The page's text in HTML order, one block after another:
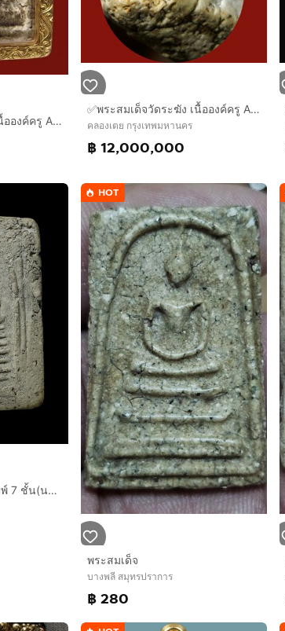
✅พระสมเด็จวัดระฆัง เนื้อองค์ครู AA9999
✅พระสมเด็จวัดระฆัง เนื้อองค์ครู AA59959
คลองเตย กรุงเทพมหานคร
฿ 12,000,000
พระสมเด็จเกศไชโย พิมพ์ 7 ชั้น(นอกพิมพ์)
HOT
พระสมเด็จ
บางพลี สมุทรปราการ
฿ 280